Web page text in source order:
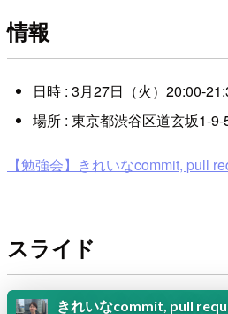
情報
日時 : 3月27日（火）20:00-
場所 : 東京都渋谷区道玄坂1-
【勉強会】きれいなcommit, pull
スライド